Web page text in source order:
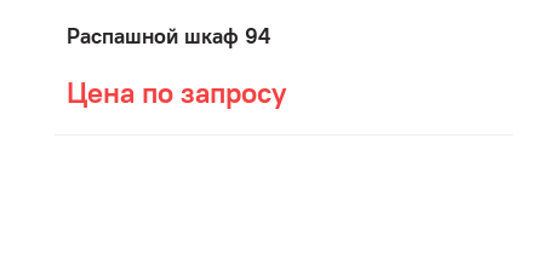
Распашной шкаф 94
Цена по запросу